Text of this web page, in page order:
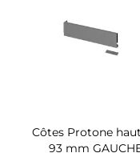
Côtes Protone
93 mm